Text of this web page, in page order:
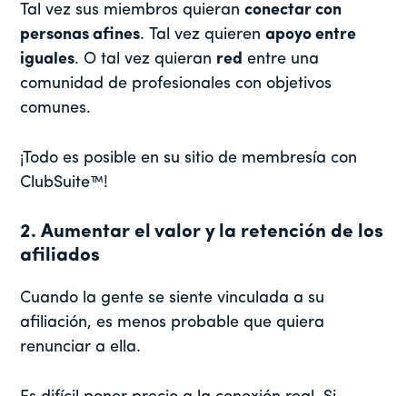
Tal vez sus miembros quieranconectar con
personas afines. Tal vez quierenapoyo entre
iguales. O tal vez quieran red entre una
comunidad de profesionales con objetivos
comunes.
¡Todo es posible en su sitio de membresía con
ClubSuite™!
2. Aumentar el valor y la retención de los
afiliados
Cuando la gente se siente vinculada a su
afiliación, es menos probable que quiera
renunciar a ella.